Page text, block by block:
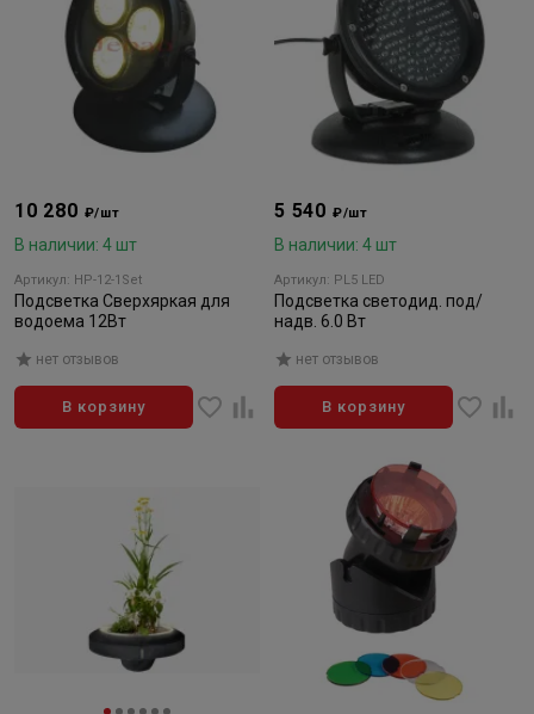
10 280 ₽/шт
В наличии: 4 шт
Артикул: HP-12-1Set
Подсветка Сверхяркая для
водоема 12Вт
нет отзывов
В корзину
5 540 ₽/шт
В наличии: 4 шт
Артикул: PL5 LED
Подсветка светодид. под/
надв. 6.0 Вт
нет отзывов
В корзину